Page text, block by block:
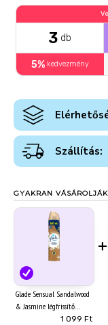
3 db
5% kedvezmény
Szállítás:
GYAKRAN
Glade Sensual Sandalwood
& Jasmine légfrissítő
1 099 Ft
+